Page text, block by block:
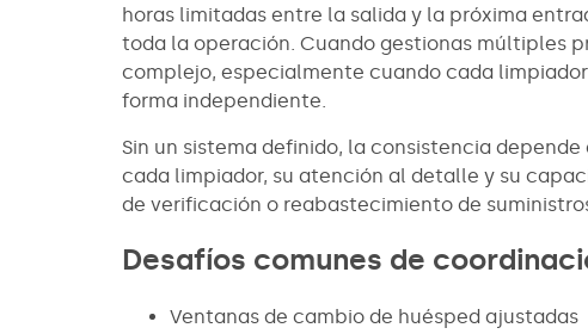
horas limitadas entre la salida y la próxima
toda la operación. Cuando gestionas múltiples
complejo, especialmente cuando cada
forma independiente.
Sin un sistema definido, la consistencia
cada limpiador, su atención al detalle y su
de verificación o reabastecimiento de
Desafíos comunes de
Ventanas de cambio de huésped ajustadas